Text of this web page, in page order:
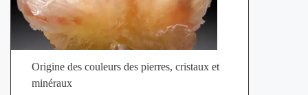
Origine des couleurs des pierres, cristaux et
minéraux